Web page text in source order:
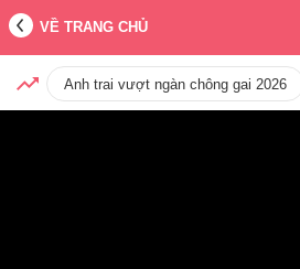
VỀ TRANG CHỦ
Anh trai vượt ngàn chông gai 2026